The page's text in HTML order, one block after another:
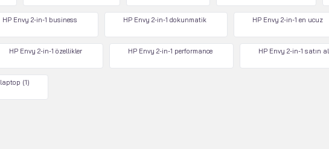
HP Envy 2-in-1 business HP Envy 2-in-1 dokunmatik HP Envy 2-in-1 en ucuz
HP Envy 2-in-1 özellikler HP Envy 2-in-1 performance HP Envy 2-in-1 satın al
laptop (1)